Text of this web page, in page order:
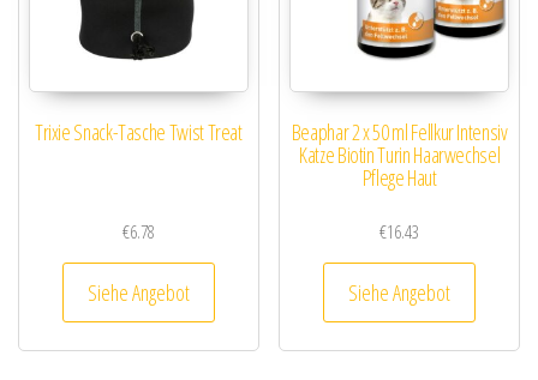
Trixie Snack-Tasche Twist Treat
€6.78
Siehe Angebot
Beaphar 2 x 50 ml Fellkur Intensiv
Katze Biotin Turin Haarwechsel
Pflege Haut
€16.43
Siehe Angebot